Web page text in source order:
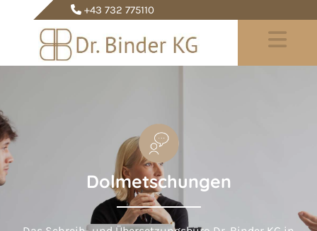
 +43 732 775110
Dolmetschungen